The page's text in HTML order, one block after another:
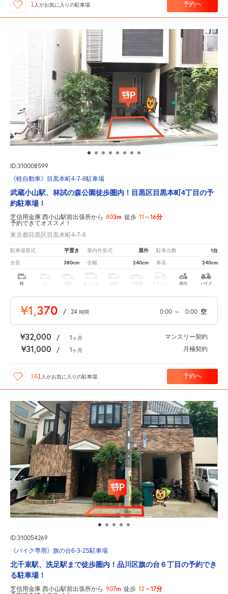
1 人がお気に入りの駐車場 予約へ
ID:310008599
《軽自動車》目黒本町4-7-8駐車場
武蔵小山駅、林試の森公園徒歩圏内！目黒区目黒本町4丁目の予
約駐車場！
芝信用金庫 西小山駅前出張所から 803m 徒歩 11～16分
予約できてオススメ！
東京都目黒区目黒本町4-7-8
駐車場形式 平置き 屋内外形式 屋外 駐車台数 1台
全長 380cm 全幅 240cm 車高 240cm
軽 中型 ボックス SUV 大型車 トラック 原付 バイク
¥1,370 / 24 時間 0:00 ～ 0:00 空
¥32,000 / 1ヶ月 マンスリー契約
¥31,000 / 1ヶ月 月極契約
161 人がお気に入りの駐車場 予約へ
ID:310054269
《バイク専用》旗の台6-3-25駐車場
北千束駅、洗足駅まで徒歩圏内！品川区旗の台６丁目の予約でき
る駐車場！
芝信用金庫 西小山駅前出張所から 907m 徒歩 12～17分